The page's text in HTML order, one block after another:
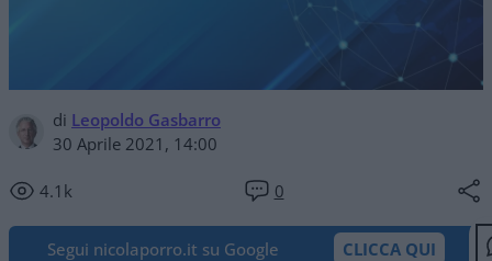
di Leopoldo Gasbarro
30 Aprile 2021, 14:00
4.1k 0
Segui nicolaporro.it su Google CLICCA QUI